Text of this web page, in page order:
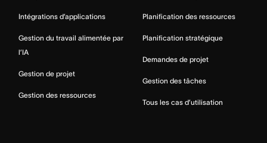
Intégrations d’applications
Gestion du travail alimentée par
l’IA
Gestion de projet
Gestion des ressources
Planification des ressources
Planification stratégique
Demandes de projet
Gestion des tâches
Tous les cas d’utilisation